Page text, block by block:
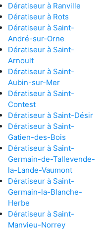
Dératiseur à Ranville
Dératiseur à Rots
Dératiseur à Saint-
André-sur-Orne
Dératiseur à Saint-
Arnoult
Dératiseur à Saint-
Aubin-sur-Mer
Dératiseur à Saint-
Contest
Dératiseur à Saint-Désir
Dératiseur à Saint-
Gatien-des-Bois
Dératiseur à Saint-
Germain-de-Tallevende-
la-Lande-Vaumont
Dératiseur à Saint-
Germain-la-Blanche-
Herbe
Dératiseur à Saint-
Manvieu-Norrey